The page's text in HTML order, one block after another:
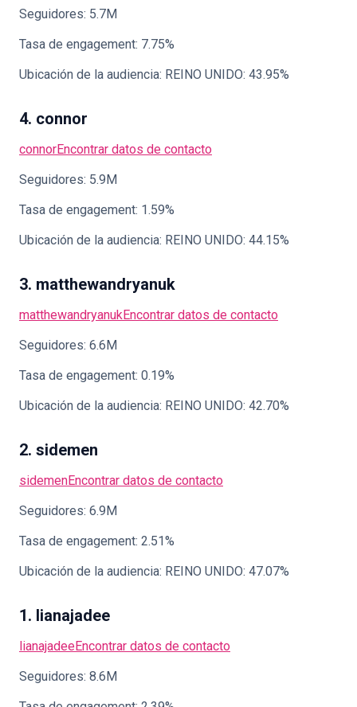
Seguidores: 5.7M
Tasa de engagement: 7.75%
Ubicación de la audiencia: REINO UNIDO: 43.95%
4. connor
connorEncontrar datos de contacto
Seguidores: 5.9M
Tasa de engagement: 1.59%
Ubicación de la audiencia: REINO UNIDO: 44.15%
3. matthewandryanuk
matthewandryanukEncontrar datos de contacto
Seguidores: 6.6M
Tasa de engagement: 0.19%
Ubicación de la audiencia: REINO UNIDO: 42.70%
2. sidemen
sidemenEncontrar datos de contacto
Seguidores: 6.9M
Tasa de engagement: 2.51%
Ubicación de la audiencia: REINO UNIDO: 47.07%
1. lianajadee
lianajadeeEncontrar datos de contacto
Seguidores: 8.6M